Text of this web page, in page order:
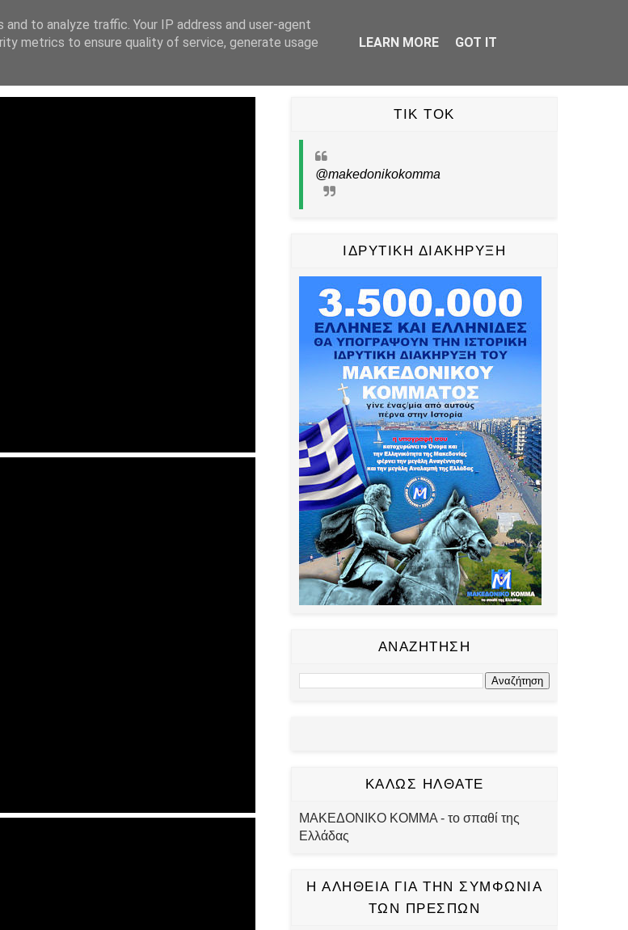
FACEBOOK X INSTAGRAM YOUTUBE TIKTOK PINTEREST ΕΠΙΚΟΙΝΩΝΙΑ
TIK TOK
@makedonikokomma
ΙΔΡΥΤΙΚΗ ΔΙΑΚΗΡΥΞΗ
ΑΝΑΖΗΤΗΣΗ
ΚΑΛΩΣ ΗΛΘΑΤΕ
ΜΑΚΕΔΟΝΙΚΟ ΚΟΜΜΑ - το σπαθί της
Ελλάδας
Η ΑΛΗΘΕΙΑ ΓΙΑ ΤΗΝ ΣΥΜΦΩΝΙΑ
ΤΩΝ ΠΡΕΣΠΩΝ
to analyze traffic. Your IP address and user-agent
metrics to ensure quality of service, generate usage
LEARN MORE GOT IT